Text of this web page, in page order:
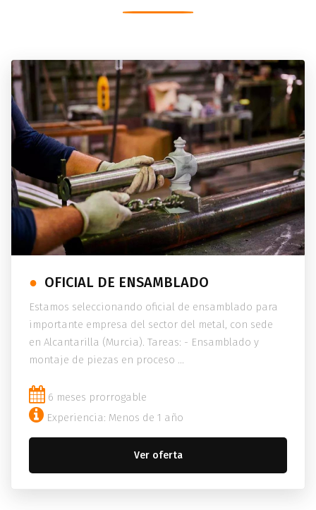
OFICIAL DE ENSAMBLADO
Estamos seleccionando oficial de ensamblado para
importante empresa del sector del metal, con sede
en Alcantarilla (Murcia). Tareas: - Ensamblado y
montaje de piezas en proceso ...
6 meses prorrogable
Experiencia: Menos de 1 año
Ver oferta